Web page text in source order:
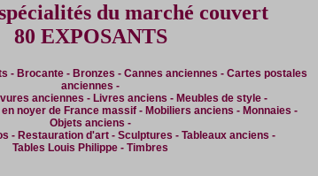
du marché couvert
80 EXPOSANTS
- Brocante - Bronzes - Cannes anciennes - Cartes postales
anciennes -
anciennes - Livres anciens - Meubles de style -
noyer de France massif - Mobiliers anciens - Monnaies -
Objets anciens -
- Restauration d'art - Sculptures - Tableaux anciens -
Tables Louis Philippe - Timbres